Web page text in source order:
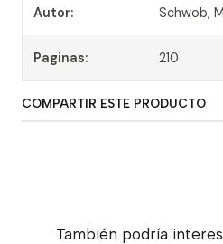
Autor: Schwob,
Paginas: 210
COMPARTIR ESTE PRODUCTO
También podría